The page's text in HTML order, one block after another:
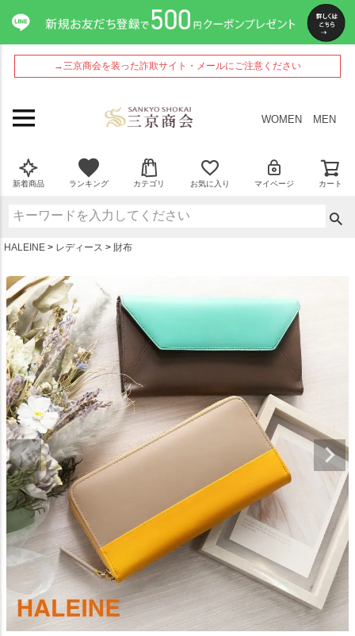
→三京商会を装った詐欺サイト・メールにご注意ください
WOMEN MEN
新着商品 ランキング カテゴリ お気に入り マイページ カート
HALEINE レディース 財布
ペー
ジト
ップ
へ